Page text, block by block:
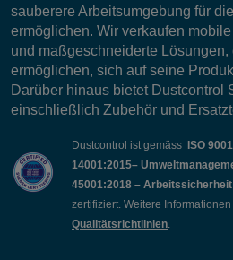
sauberere Arbeitsumgebung für
ermöglichen. Wir verkaufen
und maßgeschneiderte
ermöglichen, sich auf seine
Darüber hinaus bietet Dustcontrol
einschließlich Zubehör und
Dustcontrol ist gemäss
ISO
14001:2015–
45001:2018 –
zertifiziert. Weitere
Qualitätsrichtlinien.